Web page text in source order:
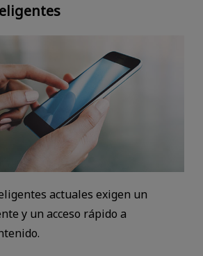
actuales exigen un
y un acceso rápido a